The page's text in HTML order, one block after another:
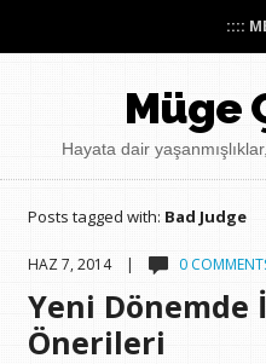
::::
Müge
Hayata dair
Posts tagged with: Bad Judge
HAZ 7, 2014 | 0
Yeni Dönemde
Önerileri